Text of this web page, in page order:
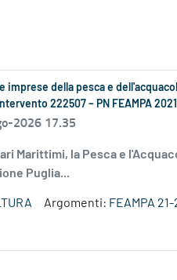
imprese della pesca e
222507 – PN FEAMPA
2026 17.35
Marittimi, la Pesca e
Puglia...
Argomenti: FEAMPA 21-